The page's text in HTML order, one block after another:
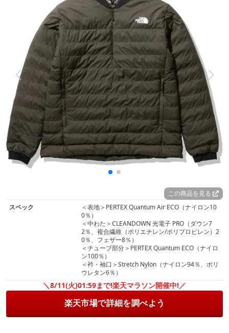
この商品を見る
スペック
＜表地＞PERTEX Quantum Air ECO（ナイロン10
0％）
＜中わた＞CLEANDOWN 光電子 PRO（ダウン7
2％、複合繊維（ポリエチレン/ポリプロピレン）2
0％、フェザー8％）
＜チューブ部分＞PERTEX Quantum ECO（ナイロ
ン100％）
＜衿・袖口＞Stretch Nylon（ナイロン94％、ポリ
ウレタン6％）
＼8/11(火)01:59まで!楽天マラソン開催中!／
楽天市場で詳細を調べよう